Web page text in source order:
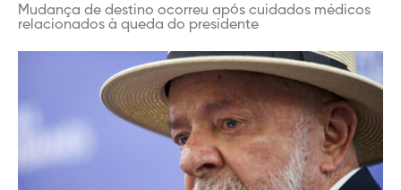
Mudança de destino ocorreu após cuidados médicos
relacionados à queda do presidente